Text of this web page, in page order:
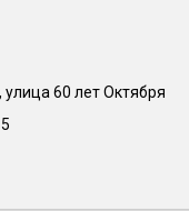
улица 60 лет Октября
5